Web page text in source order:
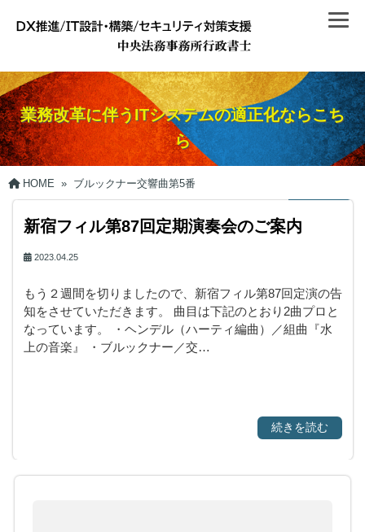
業務改革に伴うITシステムの適正化ならこち
ら
HOME » ブルックナー交響曲第5番
新宿フィル第87回定期演奏会のご案内
2023.04.25
もう２週間を切りましたので、新宿フィル第87回定演の告
知をさせていただきます。 曲目は下記のとおり2曲プロと
なっています。 ・ヘンデル（ハーティ編曲）／組曲『水
上の音楽』 ・ブルックナー／交…
続きを読む